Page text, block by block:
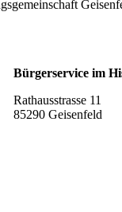
Bürgerservice im
Rathausstrasse 11
85290 Geisenfeld